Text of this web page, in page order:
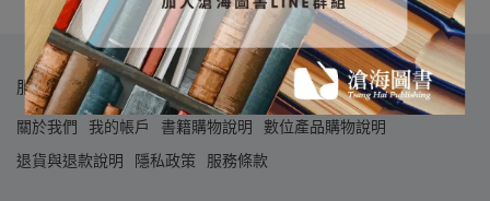
服務導覽
關於我們 我的帳戶 書籍購物說明
數位產品購物說明
退貨與退款說明
隱私政策 服務條款